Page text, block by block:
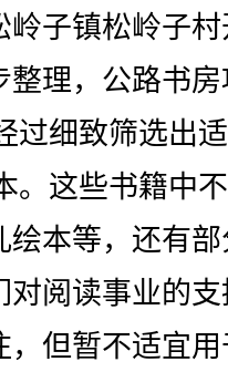
岭子镇松岭子
整理，公路书
过细致筛选出
。这些书籍中
绘本等，还有
对阅读事业的
，但暂不适宜